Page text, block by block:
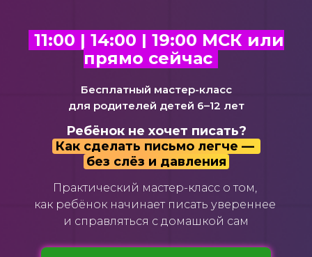
11:00 | 14:00 | 19:00 МСК или
прямо сейчас
Бесплатный мастер-класс
для родителей детей 6–12 лет
Ребёнок не хочет писать?
Как сделать письмо легче —
без слёз и давления
Практический мастер-класс о том,
как ребёнок начинает писать увереннее
и справляться с домашкой сам